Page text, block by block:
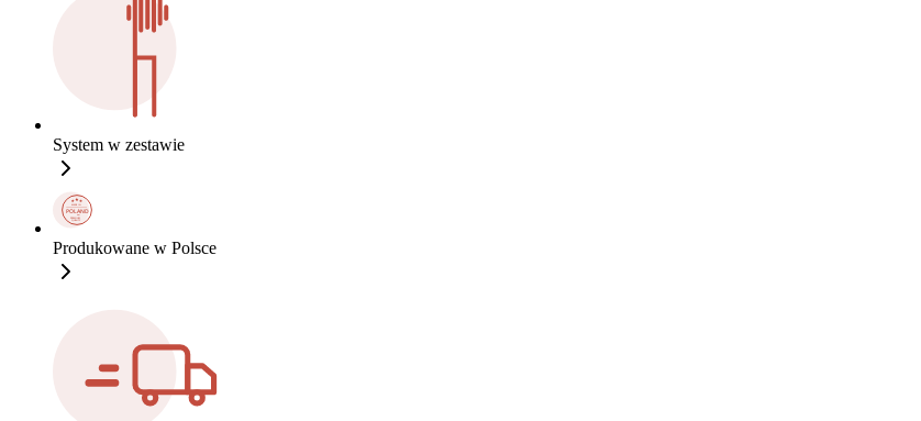
System w zestawie
Produkowane w Polsce